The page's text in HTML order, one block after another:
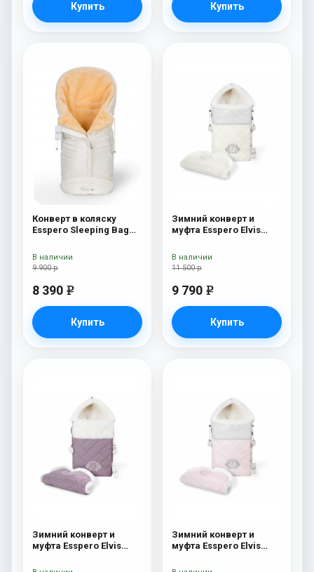
Купить Купить
Конверт в коляску
Esspero Sleeping Bag
шерсть) Beige
9 900 р
8 390 e
Купить
В наличии
Зимний конверт и
муфта Esspero Elvis
11 500 р
9 790 e
Купить
В наличии
Зимний конверт и
муфта Esspero Elvis
Зимний конверт и
муфта Esspero Elvis
Violet